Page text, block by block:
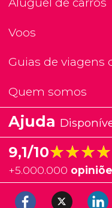
Voos
Guias de viagens
Quem somos
Ajuda
9,1/10
+5.000.000